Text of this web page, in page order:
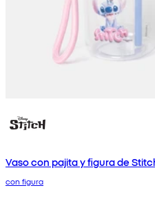
Vaso con pajita y figura de
con figura